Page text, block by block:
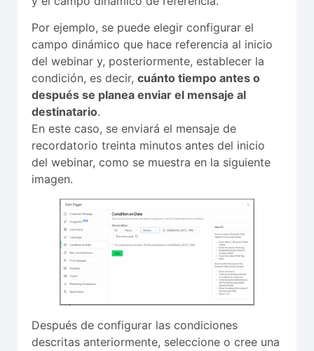
Por ejemplo, se puede elegir configurar el
campo dinámico que hace referencia al inicio
del webinar y, posteriormente, establecer la
condición, es decir, cuánto tiempo antes o
después se planea enviar el mensaje al
destinatario.
En este caso, se enviará el mensaje de
recordatorio treinta minutos antes del inicio
del webinar, como se muestra en la siguiente
imagen.
Después de configurar las condiciones
descritas anteriormente, seleccione o cree una